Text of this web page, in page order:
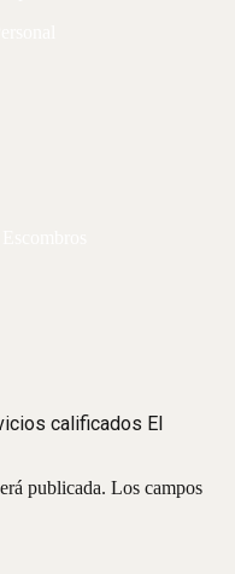
calificados El
publicada. Los campos